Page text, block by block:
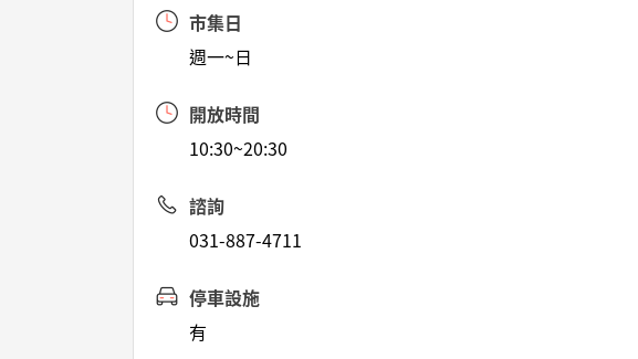
市集日
週一~日
開放時間
10:30~20:30
諮詢
031-887-4711
停車設施
有